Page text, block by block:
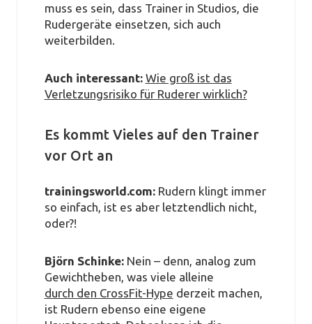
muss es sein, dass Trainer in Studios, die
Rudergeräte einsetzen, sich auch
weiterbilden.
Auch interessant: Wie groß ist das
Verletzungsrisiko für Ruderer wirklich?
Es kommt Vieles auf den Trainer
vor Ort an
trainingsworld.com: Rudern klingt immer
so einfach, ist es aber letztendlich nicht,
oder?!
Björn Schinke: Nein – denn, analog zum
Gewichtheben, was viele alleine
durch den CrossFit-Hype derzeit machen,
ist Rudern ebenso eine eigene